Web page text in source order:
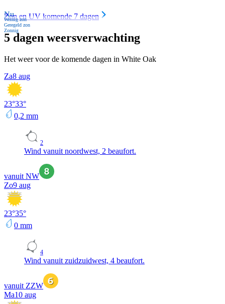
Nu
Weinig zon
Geregeld zon
Zonnig
Zon en UV komende 7 dagen
5 dagen weersverwachting
Het weer voor de komende dagen in White Oak
Za8 aug
23°33°
0,2 mm
2
Wind vanuit noordwest, 2 beaufort.
vanuit NW
Zo9 aug
23°35°
0 mm
4
Wind vanuit zuidzuidwest, 4 beaufort.
vanuit ZZW
Ma10 aug